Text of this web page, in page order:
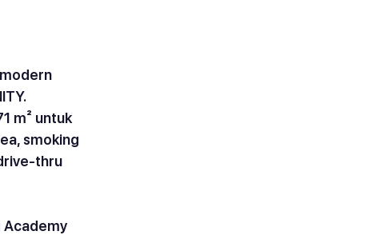
m² untuk
smoking
thru
Academy